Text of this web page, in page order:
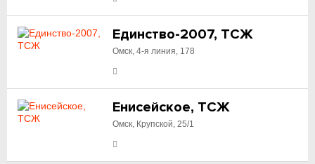
Единство-2007, ТСЖ
Омск, 4-я линия, 178
Енисейское, ТСЖ
Омск, Крупской, 25/1